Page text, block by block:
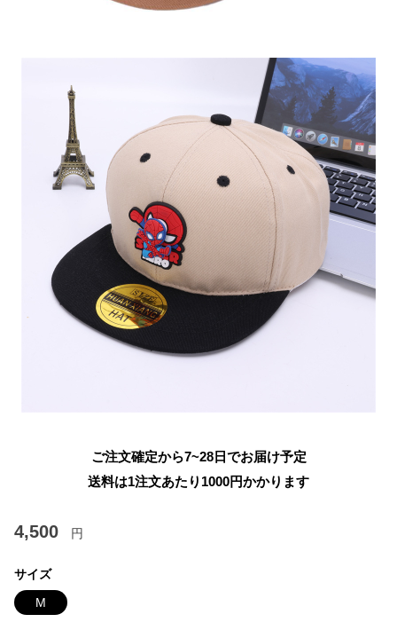
ご注文確定から7~28日でお届け予定
送料は1注文あたり 1000円かかります
4,500 円
サイズ
M